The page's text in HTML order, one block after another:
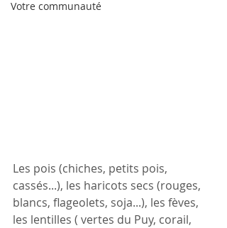
Votre communauté
Les pois (chiches, petits pois,
cassés...), les haricots secs (rouges,
blancs, flageolets, soja...), les fèves,
les lentilles ( vertes du Puy, corail,